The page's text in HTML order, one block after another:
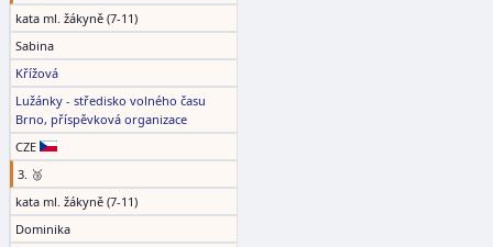
kata ml. žákyně (7-11)
Sabina
Křížová
Lužánky - středisko volného času
Brno, příspěvková organizace
CZE
3. 🥉
kata ml. žákyně (7-11)
Dominika